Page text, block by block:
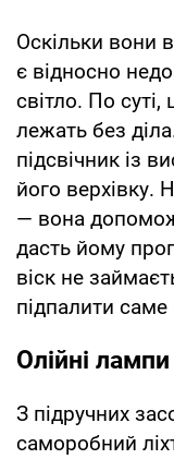
Оскільки вони
є відносно
світло. По суті,
лежать без
підсвічник із
його верхівку.
— вона
дасть йому
віск не
підпалити саме
Олійні лампи
З підручних
саморобний